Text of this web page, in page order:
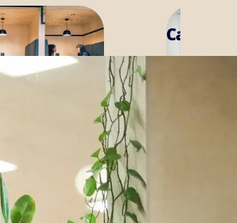
Camp Services
Les mer
12